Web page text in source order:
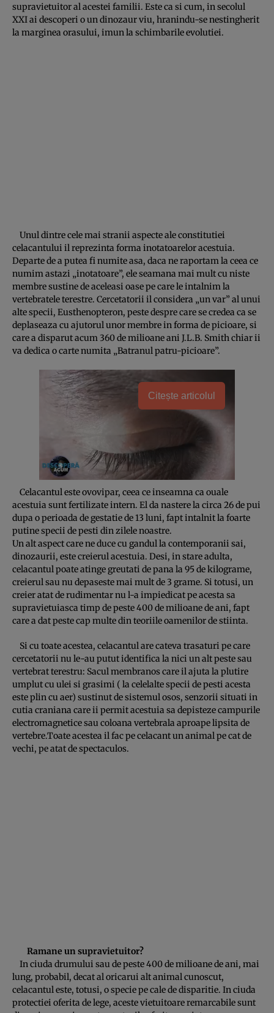
supravietuitor al acestei familii. Este ca si cum, in secolul
XXI ai descoperi o un dinozaur viu, hranindu-se nestingherit
la marginea orasului, imun la schimbarile evolutiei.
Unul dintre cele mai stranii aspecte ale constitutiei
celacantului il reprezinta forma inotatoarelor acestuia.
Departe de a putea fi numite asa, daca ne raportam la ceea ce
numim astazi „inotatoare”, ele seamana mai mult cu niste
membre sustine de aceleasi oase pe care le intalnim la
vertebratele terestre. Cercetatorii il considera „un var” al unui
alte specii, Eusthenopteron, peste despre care se credea ca se
deplaseaza cu ajutorul unor membre in forma de picioare, si
care a disparut acum 360 de milioane ani J.L.B. Smith chiar ii
va dedica o carte numita „Batranul patru-picioare”.
Citește articolul
Celacantul este ovovipar, ceea ce inseamna ca ouale
acestuia sunt fertilizate intern. El da nastere la circa 26 de pui
dupa o perioada de gestatie de 13 luni, fapt intalnit la foarte
putine specii de pesti din zilele noastre.
Un alt aspect care ne duce cu gandul la contemporanii sai,
dinozaurii, este creierul acestuia. Desi, in stare adulta,
celacantul poate atinge greutati de pana la 95 de kilograme,
creierul sau nu depaseste mai mult de 3 grame. Si totusi, un
creier atat de rudimentar nu l-a impiedicat pe acesta sa
supravietuiasca timp de peste 400 de milioane de ani, fapt
care a dat peste cap multe din teoriile oamenilor de stiinta.
Si cu toate acestea, celacantul are cateva trasaturi pe care
cercetatorii nu le-au putut identifica la nici un alt peste sau
vertebrat terestru: Sacul membranos care il ajuta la plutire
umplut cu ulei si grasimi ( la celelalte specii de pesti acesta
este plin cu aer) sustinut de sistemul osos, senzorii situati in
cutia craniana care ii permit acestuia sa depisteze campurile
electromagnetice sau coloana vertebrala aproape lipsita de
vertebre.Toate acestea il fac pe celacant un animal pe cat de
vechi, pe atat de spectaculos.
Ramane un supravietuitor?
In ciuda drumului sau de peste 400 de milioane de ani, mai
lung, probabil, decat al oricarui alt animal cunoscut,
celacantul este, totusi, o specie pe cale de disparitie. In ciuda
protectiei oferita de lege, aceste vietuitoare remarcabile sunt